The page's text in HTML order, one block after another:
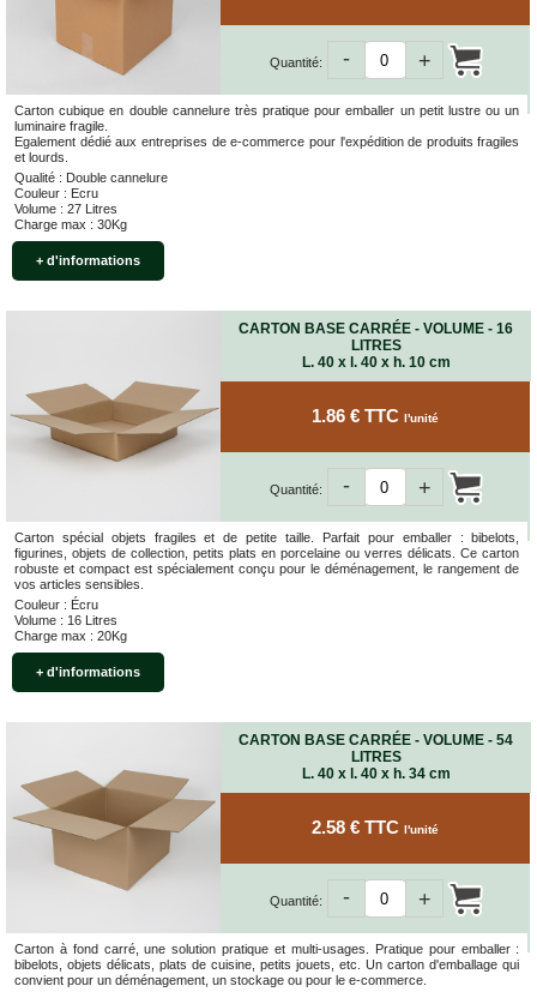
fourre-
quincaillerie
Profilés,
Angles,
Manchons,
Chips
Croisillons
Vaisselles
Films
kraft,
Macules
COUVERTURES
Classiques
Couvertures
Déménagement
Tissées
Bracelets
Caoutchouc
Déménageurs
Sangles,
Tendeurs,
Ficelles
Bracelets
Déménagement
Cadenas
Carton cubique en double cannelure très pratique pour emballer un petit lustre ou un
luminaire fragile.
Egalement dédié aux entreprises de e-commerce pour l'expédition de produits fragiles
et lourds.
Qualité : Double cannelure
Couleur : Ecru
Volume : 27 Litres
Charge max : 30Kg
+ d'informations
Quantité: +
-
CARTON BASE CARRÉE - VOLUME - 16
LITRES
L. 40 x l. 40 x h. 10 cm
Carton spécial objets fragiles et de petite taille. Parfait pour emballer : bibelots,
figurines, objets de collection, petits plats en porcelaine ou verres délicats. Ce carton
robuste et compact est spécialement conçu pour le déménagement, le rangement de
vos articles sensibles.
Couleur : Écru
Volume : 16 Litres
Charge max : 20Kg
+ d'informations
1.86 € TTC l'unité
Quantité: +
-
CARTON BASE CARRÉE - VOLUME - 54
LITRES
L. 40 x l. 40 x h. 34 cm
Carton à fond carré, une solution pratique et multi-usages. Pratique pour emballer :
bibelots, objets délicats, plats de cuisine, petits jouets, etc. Un carton d'emballage qui
convient pour un déménagement, un stockage ou pour le e-commerce.
2.58 € TTC l'unité
Quantité: +
-